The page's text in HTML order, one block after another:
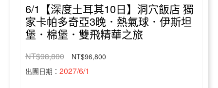
6/1【深度土耳其10日】洞穴飯店 獨
家卡帕多奇亞3晚．熱氣球．伊斯坦
堡．棉堡．雙飛精華之旅
NT$98,800
NT$96,800
出團日期： 2027/6/1